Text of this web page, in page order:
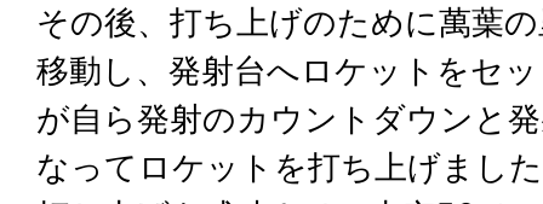
その後、打ち上げのために萬葉
移動し、発射台へロケットをセ
が自ら発射のカウントダウンと
なってロケットを打ち上げまし